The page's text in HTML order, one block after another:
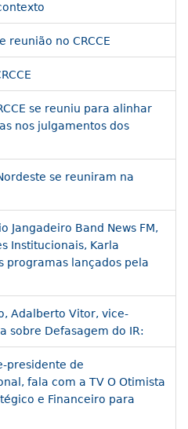
reunião no CRCCE
se reuniu para alinhar
nos julgamentos dos
se reuniram na
Jangadeiro Band News FM,
Institucionais, Karla
programas lançados pela
Adalberto Vitor, vice-
sobre Defasagem do IR:
presidente de
fala com a TV O Otimista
e Financeiro para